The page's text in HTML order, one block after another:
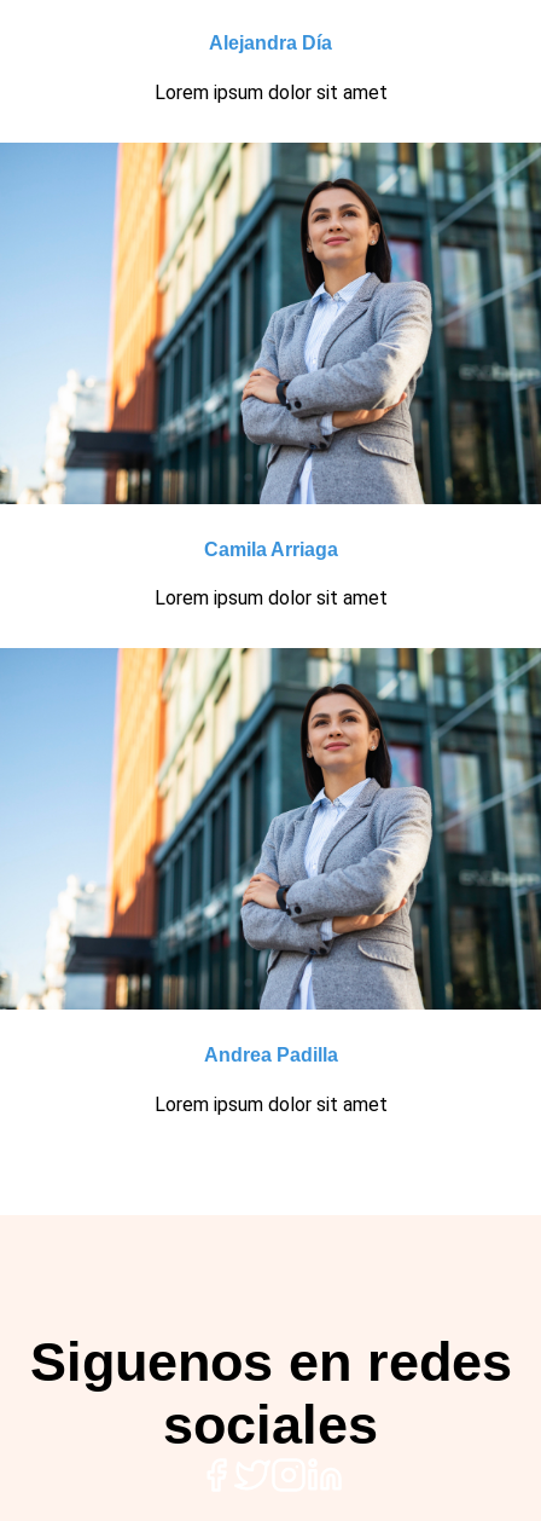
Alejandra Día
Lorem ipsum dolor sit amet
Camila Arriaga
Lorem ipsum dolor sit amet
Andrea Padilla
Lorem ipsum dolor sit amet
Siguenos en redes
sociales